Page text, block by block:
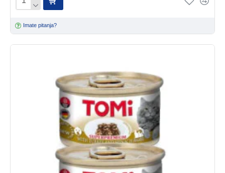
Imate pitanja?